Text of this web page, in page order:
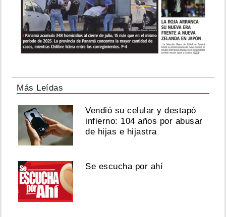
Más Leídas
Vendió su celular y destapó
infierno: 104 años por abusar
de hijas e hijastra
Se escucha por ahí